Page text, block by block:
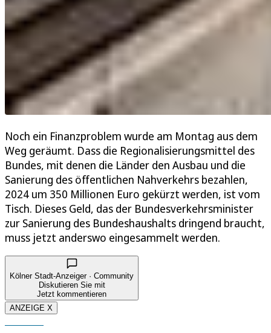
Noch ein Finanzproblem wurde am Montag aus dem
Weg geräumt. Dass die Regionalisierungsmittel des
Bundes, mit denen die Länder den Ausbau und die
Sanierung des öffentlichen Nahverkehrs bezahlen,
2024 um 350 Millionen Euro gekürzt werden, ist vom
Tisch. Dieses Geld, das der Bundesverkehrsminister
zur Sanierung des Bundeshaushalts dringend braucht,
muss jetzt anderswo eingesammelt werden.
Kölner Stadt-Anzeiger · Community
Diskutieren Sie mit
Jetzt kommentieren
ANZEIGE X